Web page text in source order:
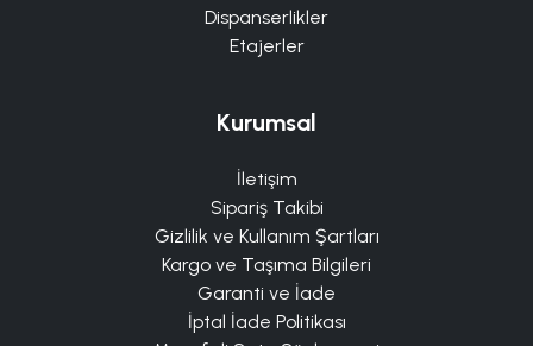
Dispanserlikler
Etajerler
Kurumsal
İletişim
Sipariş Takibi
Gizlilik ve Kullanım Şartları
Kargo ve Taşıma Bilgileri
Garanti ve İade
İptal İade Politikası